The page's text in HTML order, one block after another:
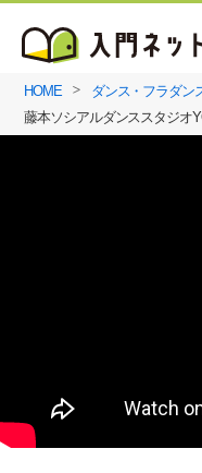
HOME
ダンス・フラダン
藤本ソシアルダンススタジオ